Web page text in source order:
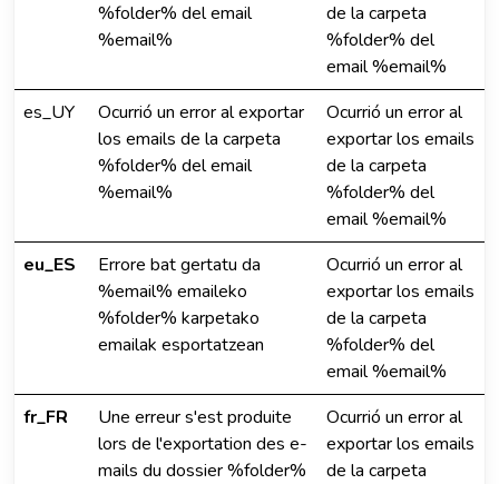
%folder% del email
%email%
de la carpeta
%folder% del
email %email%
es_UY
Ocurrió un error al exportar
los emails de la carpeta
%folder% del email
%email%
Ocurrió un error al
exportar los emails
de la carpeta
%folder% del
email %email%
eu_ES
Errore bat gertatu da
%email% emaileko
%folder% karpetako
emailak esportatzean
Ocurrió un error al
exportar los emails
de la carpeta
%folder% del
email %email%
fr_FR
Une erreur s'est produite
lors de l'exportation des e-
mails du dossier %folder%
Ocurrió un error al
exportar los emails
de la carpeta